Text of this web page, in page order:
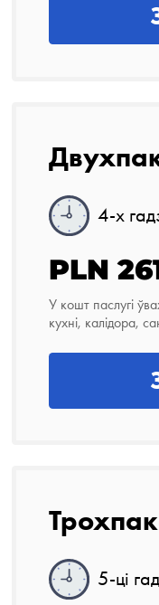
4-х
PLN
У кошт паслугі
кухні, калідора,
5-ці